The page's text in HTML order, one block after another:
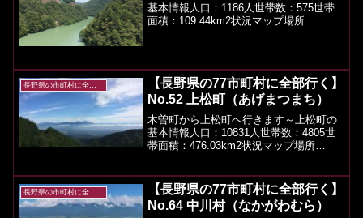
基本情報人口：1186人世帯数：575世帯
面積：109.44km2状況マップ場所
特に...
長野県の市町村に全部行く
【長野県の77市町村に全部行く】
No.52 上松町（あげまつまち）
木曽町から上松町へ行きます～上松町の
基本情報人口：10831人世帯数：4805世
帯面積：476.03km2状況マップ場所
508号線上松南木曽線2020年現在、一...
【長野県の77市町村に全部行く】
No.64 中川村（なかがわむら）